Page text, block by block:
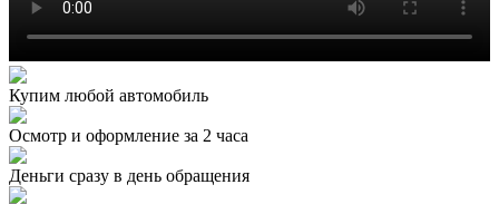
Купим любой автомобиль
Осмотр и оформление за 2 часа
Деньги сразу в день обращения